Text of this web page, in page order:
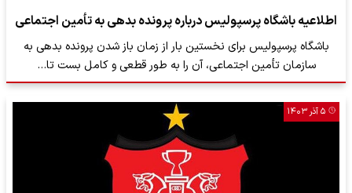
اطلاعیه باشگاه پرسپولیس درباره پرونده بدهی به تأمین اجتماعی
باشگاه پرسپولیس برای نخستین بار از زمان باز شدن پرونده بدهی به
سازمان تأمین اجتماعی، آن را به طور قطعی و کامل بست تا…
۵ آذر ۱۴۰۳